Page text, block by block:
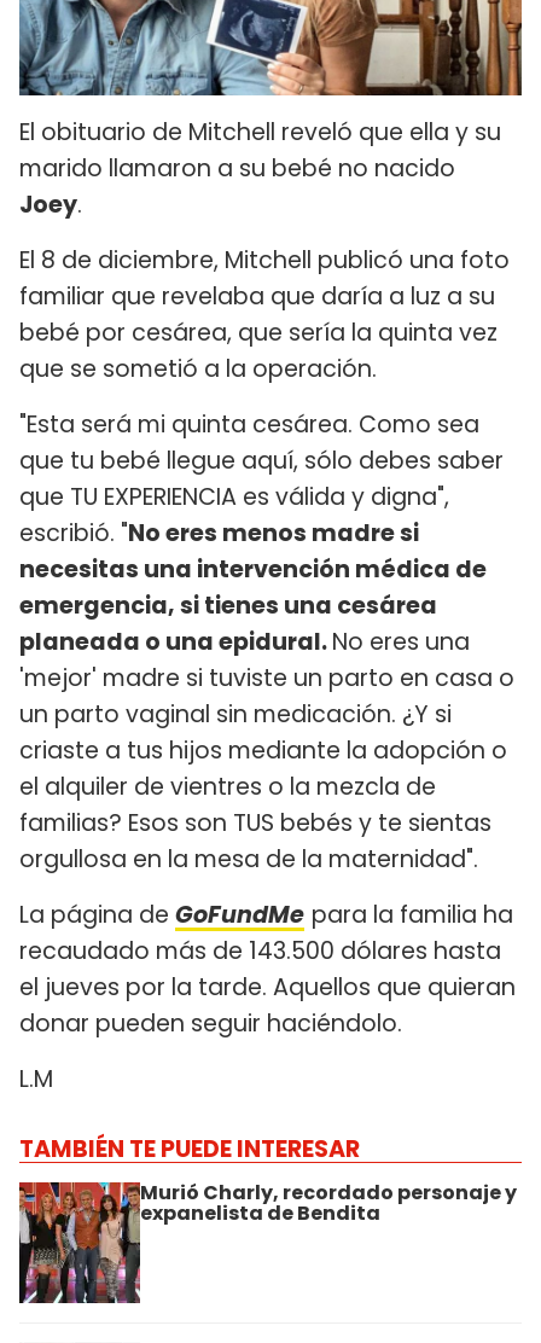
El obituario de Mitchell reveló que ella y su
marido llamaron a su bebé no nacido
Joey.
El 8 de diciembre, Mitchell publicó una foto
familiar que revelaba que daría a luz a su
bebé por cesárea, que sería la quinta vez
que se sometió a la operación.
"Esta será mi quinta cesárea. Como sea
que tu bebé llegue aquí, sólo debes saber
que TU EXPERIENCIA es válida y digna",
escribió. "No eres menos madre si
necesitas una intervención médica de
emergencia, si tienes una cesárea
planeada o una epidural.No eres una
'mejor' madre si tuviste un parto en casa o
un parto vaginal sin medicación. ¿Y si
criaste a tus hijos mediante la adopción o
el alquiler de vientres o la mezcla de
familias? Esos son TUS bebés y te sientas
orgullosa en la mesa de la maternidad".
La página de GoFundMe para la familia ha
recaudado más de 143.500 dólares hasta
el jueves por la tarde. Aquellos que quieran
donar pueden seguir haciéndolo.
L.M
TAMBIÉN TE PUEDE INTERESAR
Murió Charly, recordado personaje y
expanelista de Bendita